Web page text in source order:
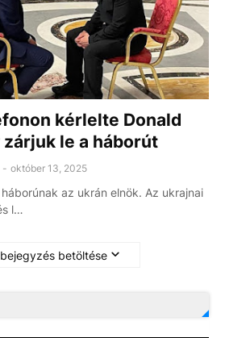
kérlelte Donald
le a háborút
- október 13, 2025
az ukrán elnök. Az ukrajnai
l…
betöltése